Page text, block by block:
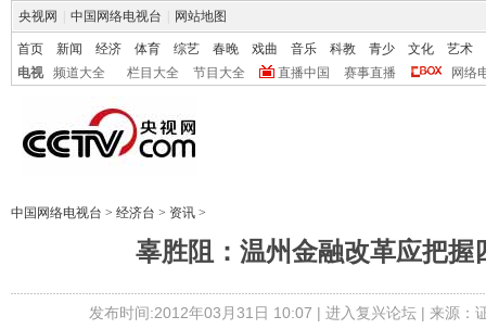
央视网 中国网络电视台 网站地图
首页 新闻 经济 体育 综艺 春晚 戏曲 音乐 科教 青少 文化
艺术
电视
频道大全 栏目大全 节目大全 直播中国 赛事直播 网络
中国网络电视台 > 经济台 > 资讯 >
辜胜阻：温州金融改革应把握
发布时间:2012年03月31日 10:07 | 进入复兴论坛| 来源：